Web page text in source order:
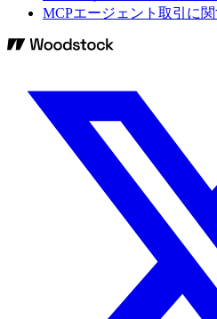
MCPエージェント取引に関